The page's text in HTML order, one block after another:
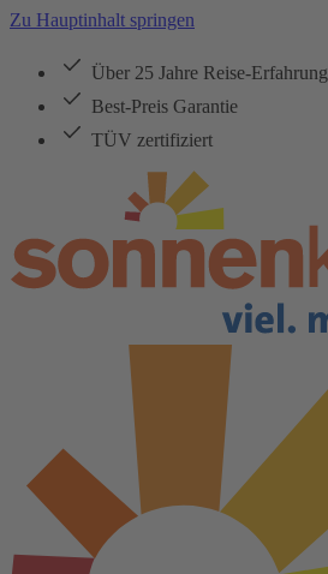
Zu Hauptinhalt springen
Über 25 Jahre Reise-Erfahrung
Best-Preis Garantie
TÜV zertifiziert